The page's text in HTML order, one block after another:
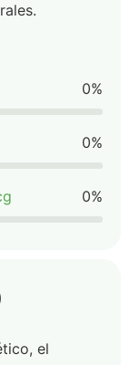
0%
0%
0%
el